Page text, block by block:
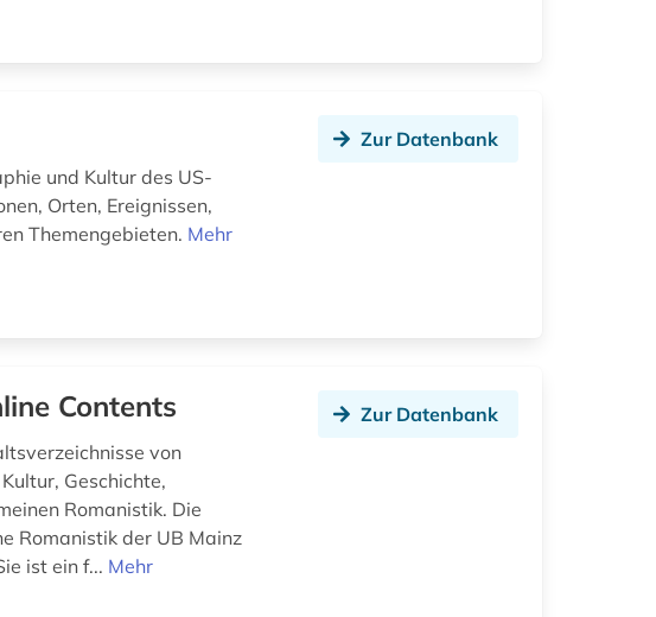
und Kultur des US-
Orten, Ereignissen,
Themengebieten. Mehr
Zur Datenbank
Contents
von
Geschichte,
Romanistik. Die
Romanistik der UB Mainz
ist ein f... Mehr
Zur Datenbank